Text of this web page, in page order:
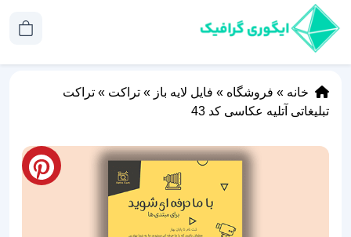
خانه » فروشگاه » فایل لایه باز » تراکت » تراکت
تبلیغاتی آتلیه عکاسی کد 43